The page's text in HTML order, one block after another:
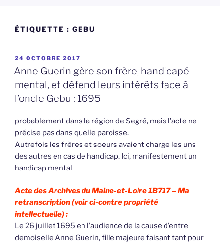
ÉTIQUETTE : GEBU
PUBLIÉ
LE
24 OCTOBRE 2017
Anne Guerin gère son frère, handicapé
mental, et défend leurs intérêts face à
l’oncle Gebu : 1695
probablement dans la région de Segré, mais l’acte ne
précise pas dans quelle paroisse.
Autrefois les frères et soeurs avaient charge les uns
des autres en cas de handicap. Ici, manifestement un
handicap mental.
Acte des Archives du Maine-et-Loire 1B717 –Ma
retranscription (voir ci-contre propriété
intellectuelle) :
Le 26 juillet 1695 en l’audience de la cause d’entre
demoiselle Anne Guerin, fille majeure faisant tant pour